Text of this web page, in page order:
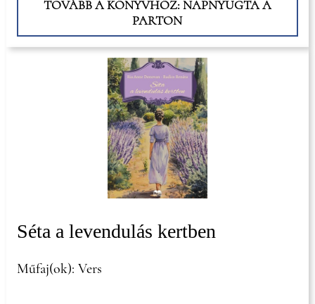
TOVÁBB A KÖNYVHÖZ: NAPNYUGTA A
PARTON
Séta a levendulás kertben
Műfaj(ok): Vers